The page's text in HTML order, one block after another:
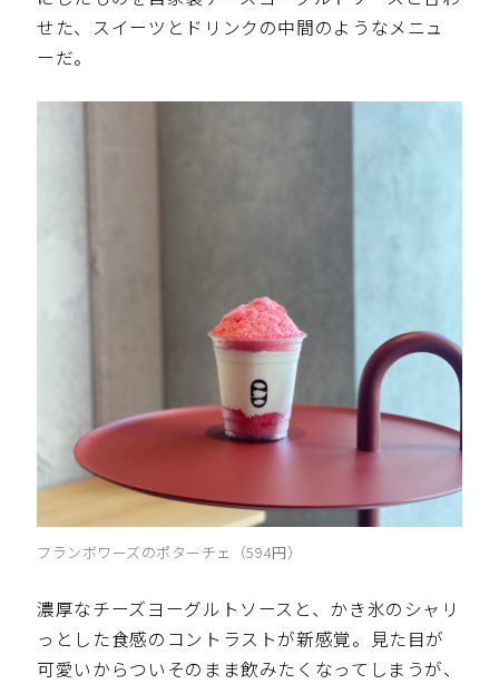
せた、スイーツとドリンクの中間のようなメニュ
ーだ。
フランボワーズのポターチェ（594円）
濃厚なチーズヨーグルトソースと、かき氷のシャリ
っとした食感のコントラストが新感覚。見た目が
可愛いからついそのまま飲みたくなってしまうが、